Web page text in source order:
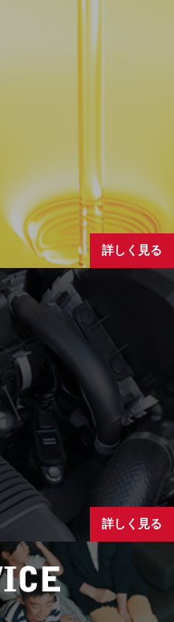
詳しく見る
詳しく見る